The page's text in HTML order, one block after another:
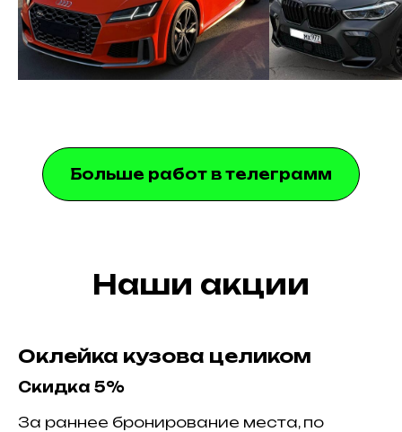
Больше работ в телеграмм
Наши акции
Оклейка кузова целиком
Скидка 5%
За раннее бронирование места, по